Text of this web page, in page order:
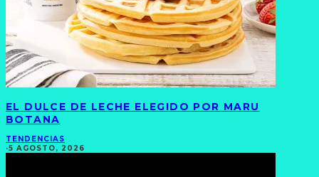
EL DULCE DE LECHE ELEGIDO POR MARU
BOTANA
TENDENCIAS
·5 AGOSTO, 2026